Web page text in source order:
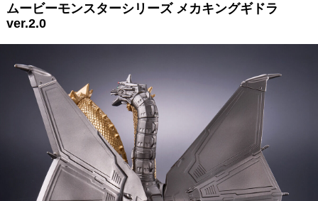
ムービーモンスターシリーズ メカキングギドラ
ver.2.0